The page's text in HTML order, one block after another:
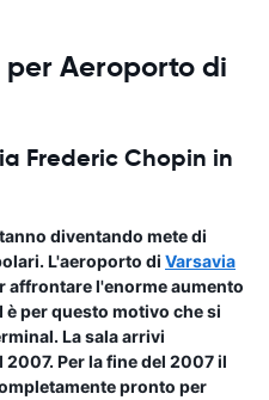
Aeroporto di
Frederic Chopin in
diventando mete di
L'aeroporto di Varsavia
affrontare l'enorme aumento
per questo motivo che si
La sala arrivi
Per la fine del 2007 il
pronto per